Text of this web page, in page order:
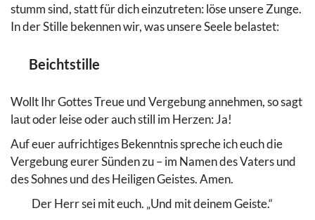
stumm sind, statt für dich einzutreten: löse unsere Zunge.
In der Stille bekennen wir, was unsere Seele belastet:
Beichtstille
Wollt Ihr Gottes Treue und Vergebung annehmen, so sagt
laut oder leise oder auch still im Herzen: Ja!
Auf euer aufrichtiges Bekenntnis spreche ich euch die
Vergebung eurer Sünden zu – im Namen des Vaters und
des Sohnes und des Heiligen Geistes. Amen.
Der Herr sei mit euch. „Und mit deinem Geiste.“